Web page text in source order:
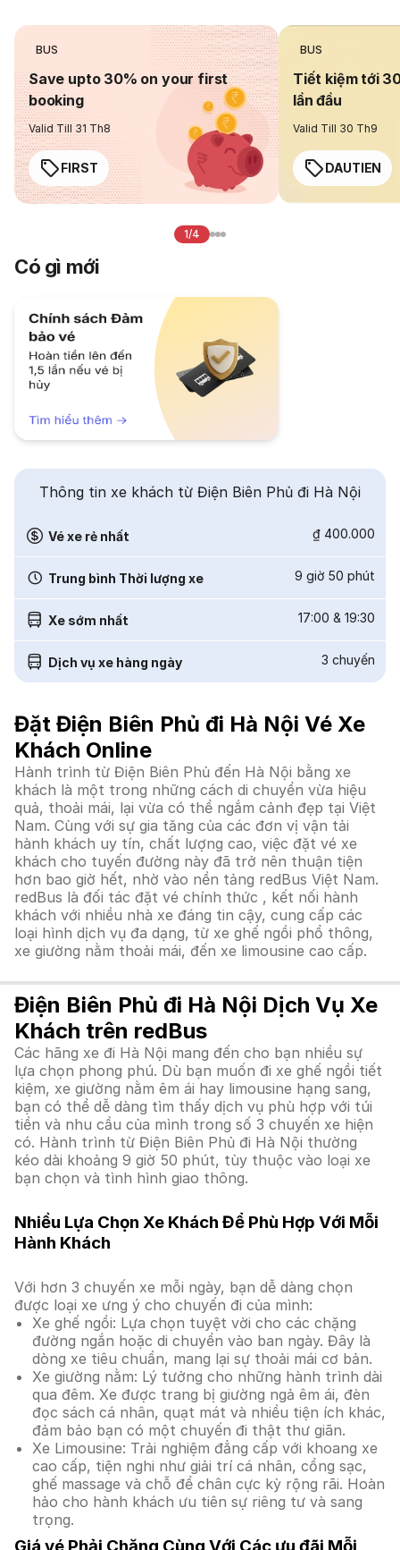
BUS
Save upto 30% on your first
booking
Valid Till 31 Th8
FIRST
BUS
Tiết kiệm tới
lần đầu
Valid Till 30 Th9
DAUTIEN
1/4
Có gì mới
Thông tin xe khách từ Điện Biên Phủ đi Hà Nội
Vé xe rẻ nhất ₫ 400.000
Trung bình Thời lượng xe 9 giờ 50 phút
Xe sớm nhất 17:00 & 19:30
Dịch vụ xe hàng ngày 3 chuyến
Đặt Điện Biên Phủ đi Hà Nội Vé Xe
Khách Online
Hành trình từ Điện Biên Phủ đến Hà Nội bằng xe
khách là một trong những cách di chuyển vừa hiệu
quả, thoải mái, lại vừa có thể ngắm cảnh đẹp tại Việt
Nam. Cùng với sự gia tăng của các đơn vị vận tải
hành khách uy tín, chất lượng cao, việc đặt vé xe
khách cho tuyến đường này đã trở nên thuận tiện
hơn bao giờ hết, nhờ vào nền tảng redBus Việt Nam.
redBus là đối tác đặt vé chính thức , kết nối hành
khách với nhiều nhà xe đáng tin cậy, cung cấp các
loại hình dịch vụ đa dạng, từ xe ghế ngồi phổ thông,
xe giường nằm thoải mái, đến xe limousine cao cấp.
Điện Biên Phủ đi Hà Nội Dịch Vụ Xe
Khách trên redBus
Các hãng xe đi Hà Nội mang đến cho bạn nhiều sự
lựa chọn phong phú. Dù bạn muốn đi xe ghế ngồi tiết
kiệm, xe giường nằm êm ái hay limousine hạng sang,
bạn có thể dễ dàng tìm thấy dịch vụ phù hợp với túi
tiền và nhu cầu của mình trong số 3 chuyến xe hiện
có. Hành trình từ Điện Biên Phủ đi Hà Nội thường
kéo dài khoảng 9 giờ 50 phút, tùy thuộc vào loại xe
bạn chọn và tình hình giao thông.
Nhiều Lựa Chọn Xe Khách Để Phù Hợp Với Mỗi
Hành Khách
Với hơn 3 chuyến xe mỗi ngày, bạn dễ dàng chọn
được loại xe ưng ý cho chuyến đi của mình:
Xe ghế ngồi: Lựa chọn tuyệt vời cho các chặng
đường ngắn hoặc di chuyển vào ban ngày. Đây là
dòng xe tiêu chuẩn, mang lại sự thoải mái cơ bản.
Xe giường nằm: Lý tưởng cho những hành trình dài
qua đêm. Xe được trang bị giường ngả êm ái, đèn
đọc sách cá nhân, quạt mát và nhiều tiện ích khác,
đảm bảo bạn có một chuyến đi thật thư giãn.
Xe Limousine: Trải nghiệm đẳng cấp với khoang xe
cao cấp, tiện nghi như giải trí cá nhân, cổng sạc,
ghế massage và chỗ để chân cực kỳ rộng rãi. Hoàn
hảo cho hành khách ưu tiên sự riêng tư và sang
trọng.